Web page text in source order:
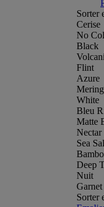
Sorter
Cerise
No
Black
Flint
Azure
White
Bleu
Matte
Nectar
Sea
Deep
Nuit
Garnet
Sorter